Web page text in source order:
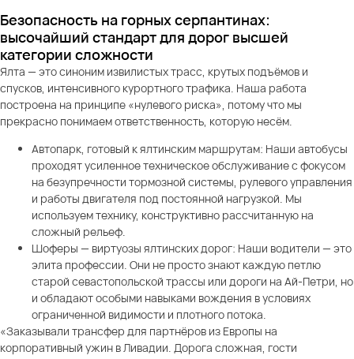
Безопасность на горных серпантинах:
высочайший стандарт для дорог высшей
категории сложности
Ялта — это синоним извилистых трасс, крутых подъёмов и
спусков, интенсивного курортного трафика. Наша работа
построена на принципе «нулевого риска», потому что мы
прекрасно понимаем ответственность, которую несём.
Автопарк, готовый к ялтинским маршрутам: Наши автобусы
проходят усиленное техническое обслуживание с фокусом
на безупречности тормозной системы, рулевого управления
и работы двигателя под постоянной нагрузкой. Мы
используем технику, конструктивно рассчитанную на
сложный рельеф.
Шоферы — виртуозы ялтинских дорог: Наши водители — это
элита профессии. Они не просто знают каждую петлю
старой севастопольской трассы или дороги на Ай-Петри, но
и обладают особыми навыками вождения в условиях
ограниченной видимости и плотного потока.
«Заказывали трансфер для партнёров из Европы на
корпоративный ужин в Ливадии. Дорога сложная, гости